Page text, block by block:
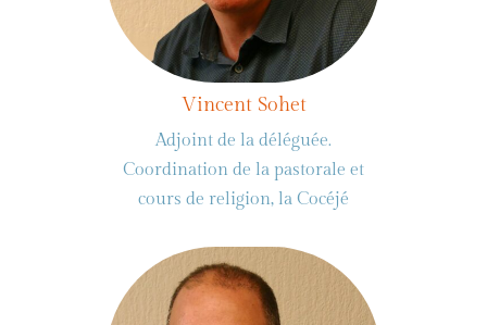
Vincent Sohet
Adjoint de la déléguée.
Coordination de la pastorale et
cours de religion, la Cocéjé